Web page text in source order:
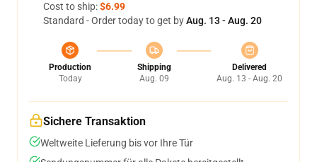
Cost to ship:$6.99
Standard - Order today to get byAug. 13 - Aug. 20
Production
Today
Shipping
Aug. 09
Delivered
Aug. 13 - Aug. 20
Sichere Transaktion
Weltweite Lieferung bis vor Ihre Tür